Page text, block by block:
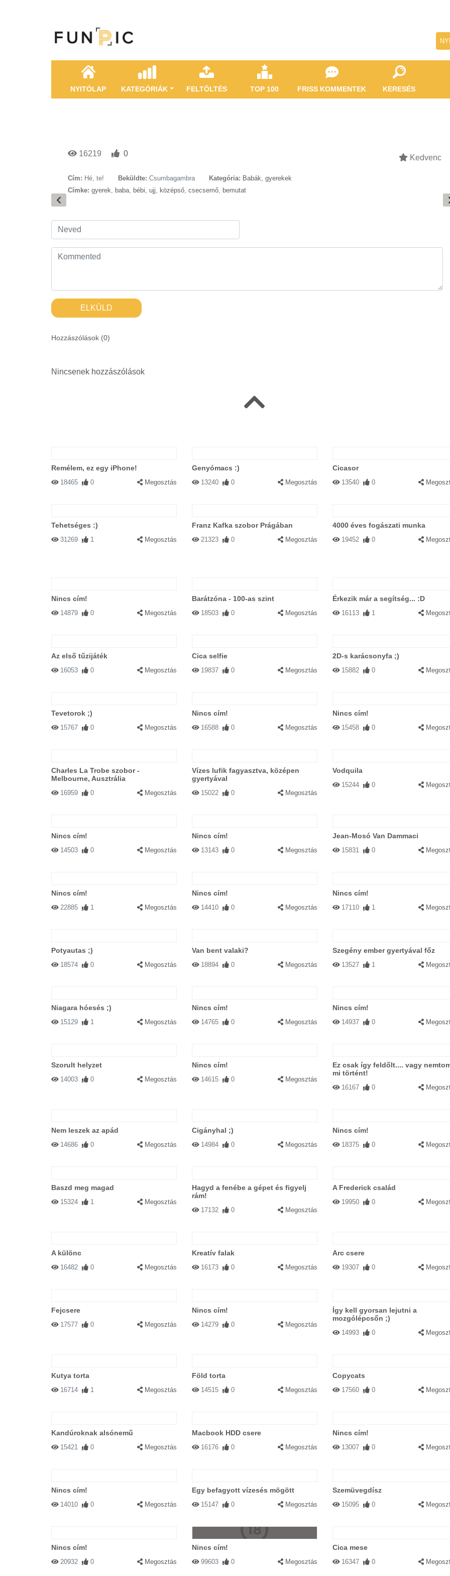
NYITÓLAP KATEGÓRIÁK FELTÖLTÉS TOP 100 FRISS KOMMENTEK KERESÉS
16219 0 Kedvenc
Cím: Hé, te! Beküldte: Csumbagambra Kategória: Babák, gyerekek
Címke: gyerek, baba, bébi, ujj, középső, csecsemő, bemutat
ELKÜLD
Hozzászólások (0)
Nincsenek hozzászólások
Remélem, ez egy iPhone!
18465 0 Megosztás
Genyómacs :)
13240 0 Megosztás
Cicasor
13540 0
Tehetséges :)
31269 1 Megosztás
Franz Kafka szobor Prágában
21323 0 Megosztás
4000 éves fogászati munka
19452 0
Nincs cím!
14879 0 Megosztás
Barátzóna - 100-as szint
18503 0 Megosztás
Érkezik már a segítség... :D
16113 1
Az első tűzijáték
16053 0 Megosztás
Cica selfie
19837 0 Megosztás
2D-s karácsonyfa ;)
15882 0
Tevetorok ;)
15767 0 Megosztás
Nincs cím!
16588 0 Megosztás
Nincs cím!
15458 0
Charles La Trobe szobor -
Melbourne, Ausztrália
16959 0 Megosztás
Vízes lufik fagyasztva, középen
gyertyával
15022 0 Megosztás
Vodquila
15244 0
Nincs cím!
14503 0 Megosztás
Nincs cím!
13143 0 Megosztás
Jean-Mosó Van Dammaci
15831 0
Nincs cím!
22885 1 Megosztás
Nincs cím!
14410 0 Megosztás
Nincs cím!
17110 1
Potyautas ;)
18574 0 Megosztás
Van bent valaki?
18894 0 Megosztás
Szegény ember gyertyával főz
13527 1
Niagara hóesés ;)
15129 1 Megosztás
Nincs cím!
14765 0 Megosztás
Nincs cím!
14937 0
Szorult helyzet
14003 0 Megosztás
Nincs cím!
14615 0 Megosztás
Ez csak így feldőlt.... vagy
mi történt!
16167 0
Nem leszek az apád
14686 0 Megosztás
Cigányhal ;)
14984 0 Megosztás
Nincs cím!
18375 0
Baszd meg magad
15324 1 Megosztás
Hagyd a fenébe a gépet és figyelj
rám!
17132 0 Megosztás
A Frederick család
19950 0
A különc
16482 0 Megosztás
Kreatív falak
16173 0 Megosztás
Arc csere
19307 0
Fejcsere
17577 0 Megosztás
Nincs cím!
14279 0 Megosztás
Így kell gyorsan lejutni a
mozgólépcsőn ;)
14993 0
Kutya torta
16714 1 Megosztás
Föld torta
14515 0 Megosztás
Copycats
17560 0
Kandúroknak alsónemű
15421 0 Megosztás
Macbook HDD csere
16176 0 Megosztás
Nincs cím!
13007 0
Nincs cím!
14010 0 Megosztás
Egy befagyott vízesés mögött
15147 0 Megosztás
Szemüvegdísz
15095 0
Nincs cím!
20932 0 Megosztás
Nincs cím!
99603 0 Megosztás
Cica mese
16347 0